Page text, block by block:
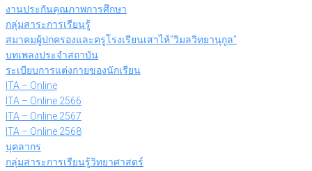
งานประกันคุณภาพการศึกษา
กลุ่มสาระการเรียนรู้
สมาคมผู้ปกครองและครูโรงเรียนเสาไห้”วิมลวิทยานุกูล”
บทเพลงประจำสถาบัน
ระเบียบการแต่งกายของนักเรียน
ITA – Online
ITA – Online 2566
ITA – Online 2567
ITA – Online 2568
บุคลากร
กลุ่มสาระการเรียนรู้วิทยาศาสตร์